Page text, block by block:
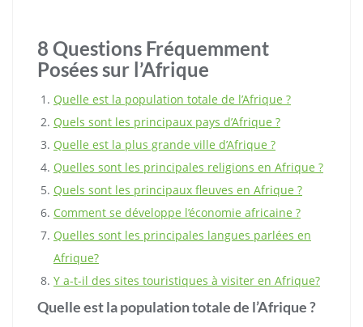
8 Questions Fréquemment
Posées sur l’Afrique
Quelle est la population totale de l’Afrique ?
Quels sont les principaux pays d’Afrique ?
Quelle est la plus grande ville d’Afrique ?
Quelles sont les principales religions en Afrique ?
Quels sont les principaux fleuves en Afrique ?
Comment se développe l’économie africaine ?
Quelles sont les principales langues parlées en
Afrique?
Y a-t-il des sites touristiques à visiter en Afrique?
Quelle est la population totale de l’Afrique ?